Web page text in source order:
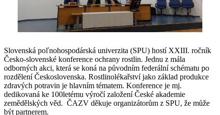
Slovenská poľnohospodárská univerzita (SPU) hostí XXIII. ročník
Česko-slovenské konference ochrany rostlin. Jednu z mála
odborných akci, která se koná na původním federální schématu po
rozdělení Československa. Rostlinolékařství jako základ produkce
zdravých potravin je hlavním tématem. Konference je mj.
dedikovaná ke 100letému výročí založení České akademie
zemědělských věd. ČAZV děkuje organizátorům z SPU, že může
být partnerem.